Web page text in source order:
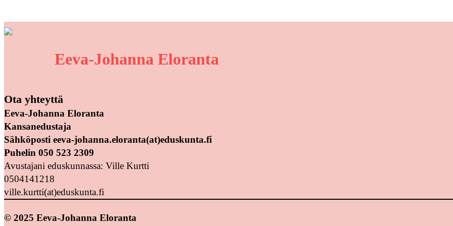
Eeva-Johanna Eloranta
Ota yhteyttä
Eeva-Johanna Eloranta
Kansanedustaja
Sähköposti eeva-johanna.eloranta(at)eduskunta.fi
Puhelin 050 523 2309
Avustajani eduskunnassa: Ville Kurtti
0504141218
ville.kurtti(at)eduskunta.fi
© 2025 Eeva-Johanna Eloranta